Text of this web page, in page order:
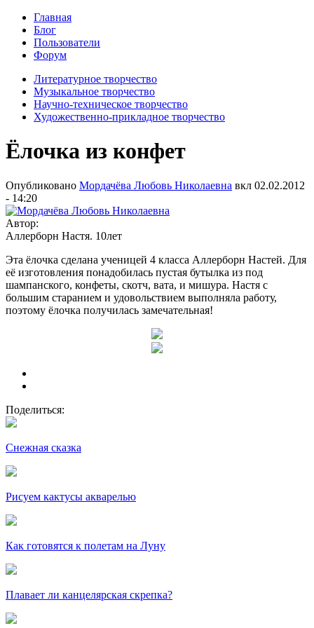
Главная
Блог
Пользователи
Форум
Литературное творчество
Музыкальное творчество
Научно-техническое творчество
Художественно-прикладное творчество
Ёлочка из конфет
Опубликовано Мордачёва Любовь Николаевна вкл 02.02.2012
- 14:20
Автор:
Аллерборн Настя. 10лет
Эта ёлочка сделана ученицей 4 класса Аллерборн Настей. Для
её изготовления понадобилась пустая бутылка из под
шампанского, конфеты, скотч, вата, и мишура. Настя с
большим старанием и удовольствием выполняла работу,
поэтому ёлочка получилась замечательная!
Поделиться:
Снежная сказка
Рисуем кактусы акварелью
Как готовятся к полетам на Луну
Плавает ли канцелярская скрепка?